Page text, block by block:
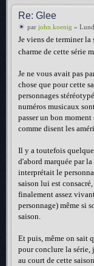
Re: Glee
par john.koenig »
Je viens de terminer
charme de cette série
Je ne vous avait pas
chose que pour cette
personnages
numéros musicaux
passer un bon
comme disent les
Il y a toutefois
d'abord marquée par
interprétait le
saison lui est
finalement assez
personnage) même si
saison.
Et puis, même on sait
pour conclure la série,
au court de cette